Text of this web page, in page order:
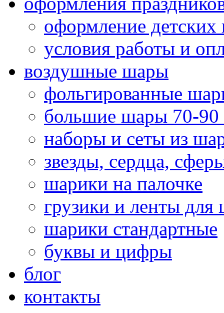
оформление детских
условия работы и
воздушные шары
фольгированные
большие шары 70-90
наборы и сеты из
звезды, сердца,
шарики на палочке
грузики и ленты для
шарики стандартные
буквы и цифры
блог
контакты